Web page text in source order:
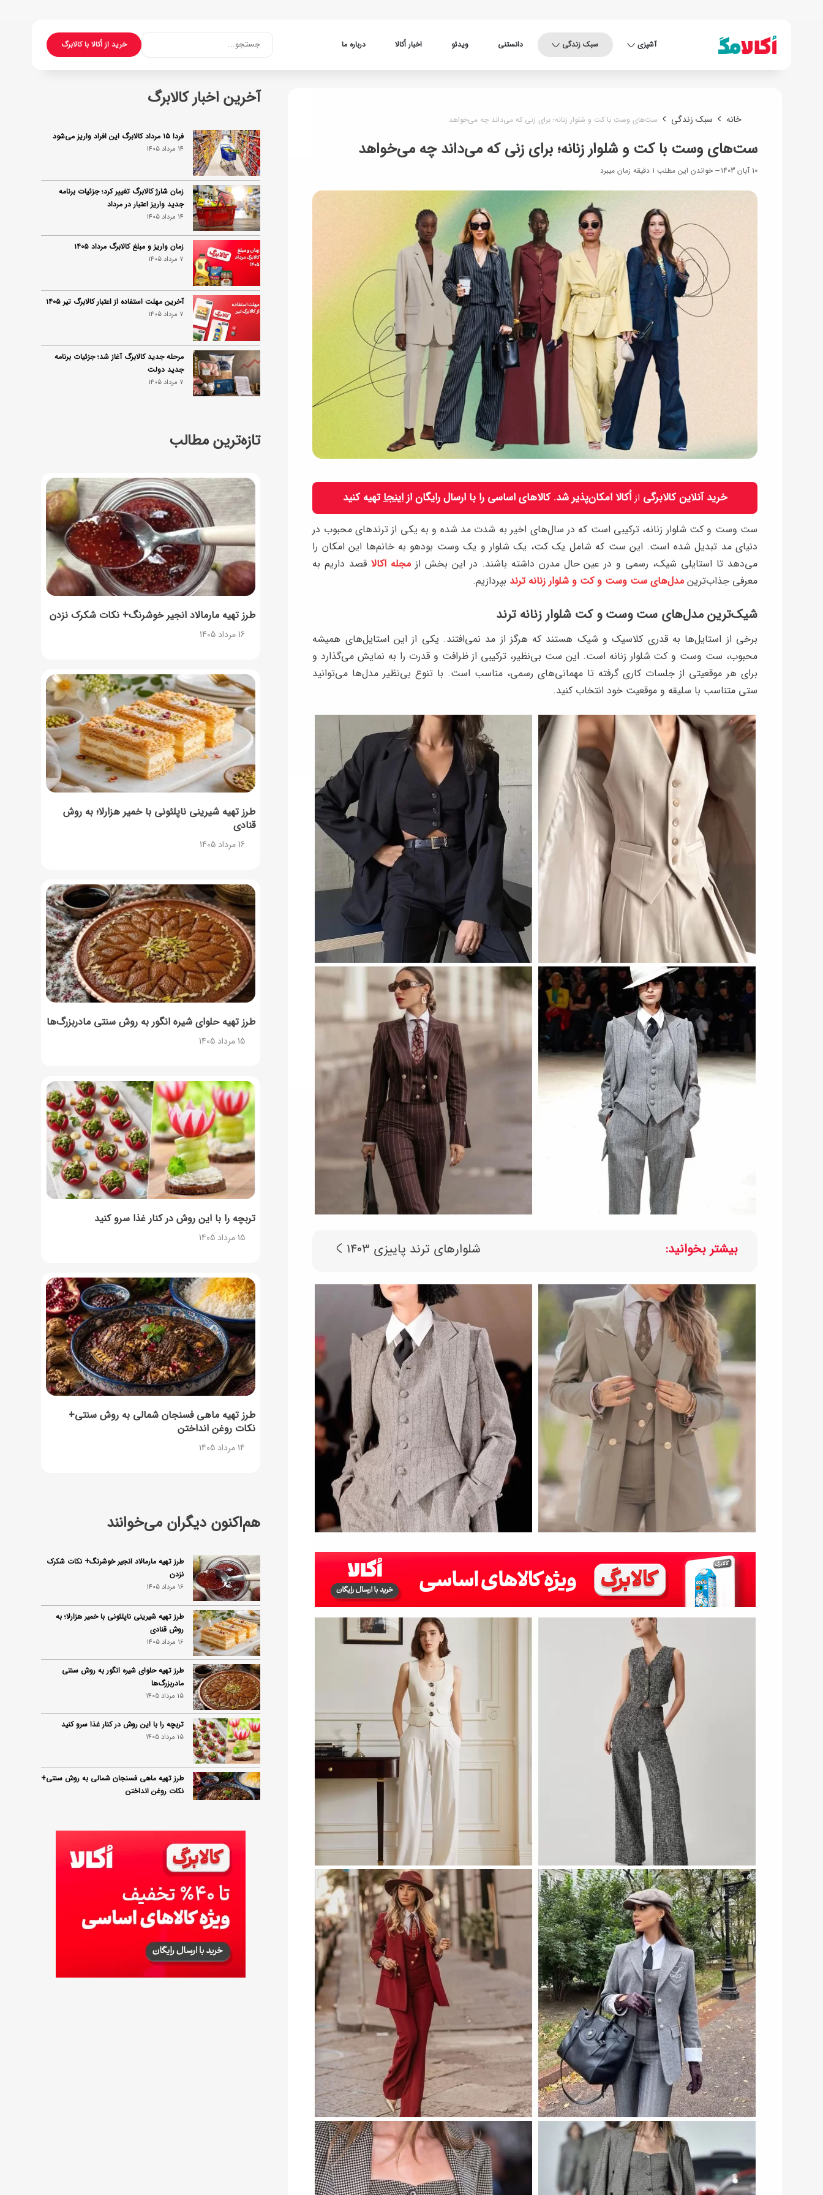
آشپزی سبک زندگی دانستنی ویدئو اخبار اُکالا درباره ما خرید از اُکالا با کالابرگجستجو...
خانه سبک زندگی ست‌های وست با کت و شلوار زنانه؛ برای زنی که می‌داند چه می‌خواهد
ست‌های وست با کت و شلوار زنانه؛ برای زنی که می‌داند چه می‌خواهد
10 آبان 1403 خواندن این مطلب 1 دقیقه زمان میبرد
خرید آنلاین کالابرگی ازاُکالا امکان‌پذیر شد. کالاهای اساسی را با ارسال رایگان ازاینجاتهیه کنید
ست وست و کت شلوار زنانه، ترکیبی است که در سال‌های اخیر به شدت مد شده و به یکی از ترندهای محبوب در
دنیای مد تبدیل شده است. این ست که شامل یک کت، یک شلوار و یک وست بودهو به خانم‌ها این امکان را
می‌دهد تا استایلی شیک، رسمی و در عین حال مدرن داشته باشند. در این بخش از مجله اکالا قصد داریم به
معرفی جذاب‌ترین مدل‌های ست وست و کت و شلوار زنانه ترند بپردازیم.
شیک‌ترین مدل‌های ست وست و کت شلوار زنانه ترند
برخی از استایل‌ها به قدری کلاسیک و شیک هستند که هرگز از مد نمی‌افتند. یکی از این استایل‌های همیشه
محبوب، ست وست و کت شلوار زنانه است. این ست بی‌نظیر، ترکیبی از ظرافت و قدرت را به نمایش می‌گذارد و
برای هر موقعیتی از جلسات کاری گرفته تا مهمانی‌های رسمی، مناسب است. با تنوع بی‌نظیر مدل‌ها می‌توانید
ستی متناسب با سلیقه و موقعیت خود انتخاب کنید.
بیشتر بخوانید: شلوارهای ترند پاییزی ۱۴۰۳
آخرین اخبار کالابرگ
فردا ۱۵ مرداد کالابرگ این افراد واریز می‌شود
14 مرداد 1405
زمان شارژ کالابرگ تغییر کرد؛ جزئیات برنامه
جدید واریز اعتبار در مرداد
14 مرداد 1405
زمان واریز و مبلغ کالابرگ مرداد ۱۴۰۵
7 مرداد 1405
آخرین مهلت استفاده از اعتبار کالابرگ تیر ۱۴۰۵
7 مرداد 1405
مرحله جدید کالابرگ آغاز شد؛ جزئیات برنامه
جدید دولت
7 مرداد 1405
تازه‌ترین مطالب
طرز تهیه مارمالاد انجیر خوشرنگ+ نکات شکرک نزدن
16 مرداد 1405
طرز تهیه شیرینی ناپلئونی با خمیر هزارلا؛ به روش
قنادی
16 مرداد 1405
طرز تهیه حلوای شیره انگور به روش سنتی مادربزرگ‌ها
15 مرداد 1405
تربچه را با این روش در کنار غذا سرو کنید
15 مرداد 1405
طرز تهیه ماهی فسنجان شمالی به روش سنتی+
نکات روغن انداختن
14 مرداد 1405
هم‌اکنون دیگران می‌خوانند
طرز تهیه مارمالاد انجیر خوشرنگ+ نکات شکرک
نزدن
16 مرداد 1405
طرز تهیه شیرینی ناپلئونی با خمیر هزارلا؛ به
روش قنادی
16 مرداد 1405
طرز تهیه حلوای شیره انگور به روش سنتی
مادربزرگ‌ها
15 مرداد 1405
تربچه را با این روش در کنار غذا سرو کنید
15 مرداد 1405
طرز تهیه ماهی فسنجان شمالی به روش سنتی+
نکات روغن انداختن
۱۰ خواص آلو؛ فواید شگفت‌انگیز این میوه برای
سلامت بدن
14 مرداد 1405
فردا ۱۵ مرداد کالابرگ این افراد واریز می‌شود
14 مرداد 1405
زمان شارژ کالابرگ تغییر کرد؛ جزئیات برنامه
جدید واریز اعتبار در مرداد
14 مرداد 1405